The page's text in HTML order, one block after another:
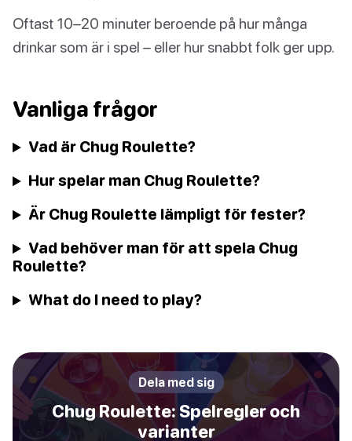
Oftast 10–20 minuter beroende på hur många
drinkar som är i spel – eller hur snabbt folk ger upp.
Vanliga frågor
Vad är Chug Roulette?
Hur spelar man Chug Roulette?
Är Chug Roulette lämpligt för fester?
Vad behöver man för att spela Chug
Roulette?
What do I need to play?
Dela med sig
Chug Roulette: Spelregler och
varianter